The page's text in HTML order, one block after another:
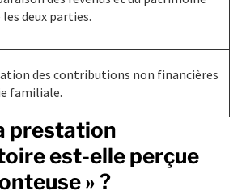
deux parties.
des contributions non financières
familiale.
prestation
est-elle perçue
» ?